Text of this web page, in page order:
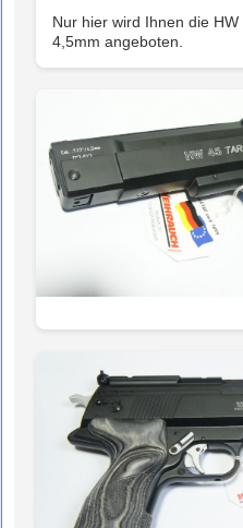
Nur hier wird Ihnen die
4,5mm angeboten.